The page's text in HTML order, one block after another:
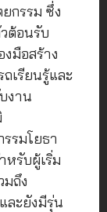
กรรม ซึ่ง
ต้อนรับ
มือสร้าง
เรียนรู้และ
งาน
รมโยธา
หรับผู้เริ่ม
ถึง
ละยังมีรุ่น